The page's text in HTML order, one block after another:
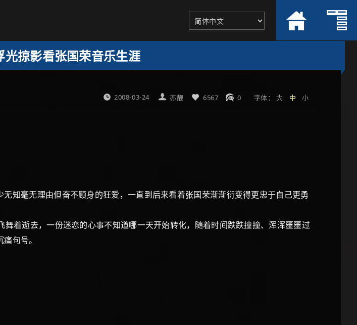
掠影看张国荣音乐生涯
字体：大 中 小
6567 0
亦靓
2008-03-24
毫无理由但奋不顾身的狂爱，一直到后来看着张国荣渐渐衍变得更忠于自己更勇
着逝去，一份迷恋的心事不知道哪一天开始转化，随着时间跌跌撞撞、浑浑噩噩过
句号。